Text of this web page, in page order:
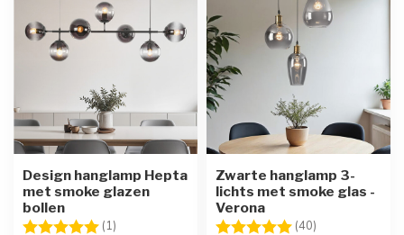
Design hanglamp Hepta
met smoke glazen
bollen
Beoordeling: (1)
Zwarte hanglamp 3-
lichts met smoke glas -
Verona
Beoordeling: (40)